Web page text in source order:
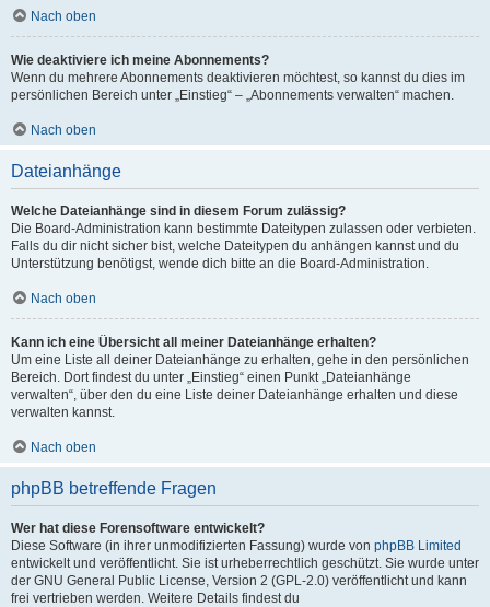
Nach oben
Wie deaktiviere ich meine Abonnements?
Wenn du mehrere Abonnements deaktivieren möchtest, so kannst du dies im
persönlichen Bereich unter „Einstieg“ – „Abonnements verwalten“ machen.
Nach oben
Dateianhänge
Welche Dateianhänge sind in diesem Forum zulässig?
Die Board-Administration kann bestimmte Dateitypen zulassen oder verbieten.
Falls du dir nicht sicher bist, welche Dateitypen du anhängen kannst und du
Unterstützung benötigst, wende dich bitte an die Board-Administration.
Nach oben
Kann ich eine Übersicht all meiner Dateianhänge erhalten?
Um eine Liste all deiner Dateianhänge zu erhalten, gehe in den persönlichen
Bereich. Dort findest du unter „Einstieg“ einen Punkt „Dateianhänge
verwalten“, über den du eine Liste deiner Dateianhänge erhalten und diese
verwalten kannst.
Nach oben
phpBB betreffende Fragen
Wer hat diese Forensoftware entwickelt?
Diese Software (in ihrer unmodifizierten Fassung) wurde von phpBB Limited
entwickelt und veröffentlicht. Sie ist urheberrechtlich geschützt. Sie wurde unter
der GNU General Public License, Version 2 (GPL-2.0) veröffentlicht und kann
frei vertrieben werden. Weitere Details findest du